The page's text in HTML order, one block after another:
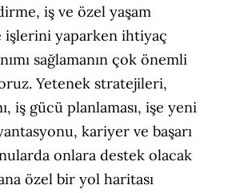
iş ve özel yaşam
işlerini yaparken ihtiyaç
sağlamanın çok önemli
Yetenek stratejileri,
iş gücü planlaması, işe yeni
kariyer ve başarı
onlara destek olacak
özel bir yol haritası